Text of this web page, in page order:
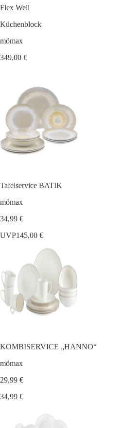
Flex Well
Küchenblock
mömax
349,00 €
Tafelservice BATIK
mömax
34,99 €
UVP145,00 €
KOMBISERVICE „HANNO“
mömax
29,99 €
34,99 €